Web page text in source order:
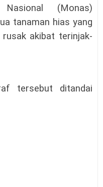
(Monas)
tanaman hias yang
akibat terinjak-
tersebut ditandai